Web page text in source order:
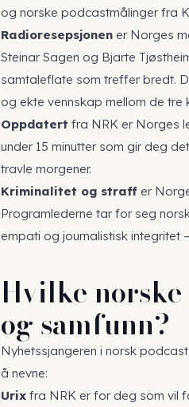
og norske podcastmålinger fra
Radioresepsjonen er Norges
Steinar Sagen og Bjarte
samtaleflate som treffer bredt.
og ekte vennskap mellom de tre
Oppdatert fra NRK er Norges
under 15 minutter som gir deg
travle morgener.
Kriminalitet og straff er
Programlederne tar for seg
empati og journalistisk integritet
Hvilke
og samfunn?
Nyhetssjangeren i norsk
å nevne:
Urix fra NRK er for deg som vil